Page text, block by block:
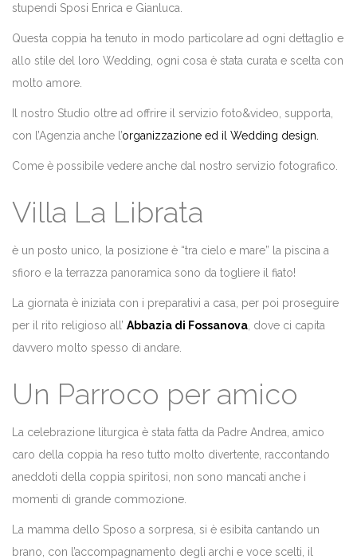
stupendi Sposi Enrica e Gianluca.
Questa coppia ha tenuto in modo particolare ad ogni dettaglio e
allo stile del loro Wedding, ogni cosa è stata curata e scelta con
molto amore.
Il nostro Studio oltre ad offrire il servizio foto&video, supporta,
con l’Agenzia anche l’organizzazione ed il Wedding design.
Come è possibile vedere anche dal nostro servizio fotografico.
Villa La Librata
è un posto unico, la posizione è “tra cielo e mare” la piscina a
sfioro e la terrazza panoramica sono da togliere il fiato!
La giornata è iniziata con i preparativi a casa, per poi proseguire
per il rito religioso all’ Abbazia di Fossanova , dove ci capita
davvero molto spesso di andare.
Un Parroco per amico
La celebrazione liturgica è stata fatta da Padre Andrea, amico
caro della coppia ha reso tutto molto divertente, raccontando
aneddoti della coppia spiritosi, non sono mancati anche i
momenti di grande commozione.
La mamma dello Sposo a sorpresa, si è esibita cantando un
brano, con l’accompagnamento degli archi e voce scelti, il